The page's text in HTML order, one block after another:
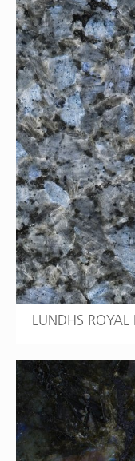
LUNDHS ROYAL